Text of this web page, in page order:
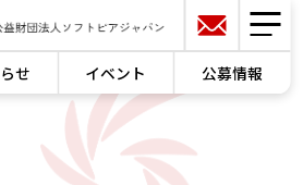
せ イベント 公募情報